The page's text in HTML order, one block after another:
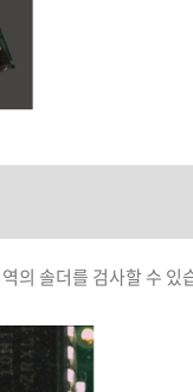
의 솔더를 검사할 수 있